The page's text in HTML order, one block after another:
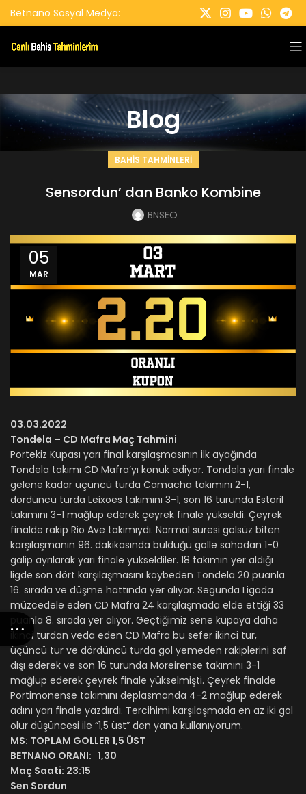
Betnano Sosyal Medya:
Blog
BAHIS TAHMINLERI
Sensordun’ dan Banko Kombine
BNSEO
05
MAR
03.03.2022
Tondela – CD Mafra Maç Tahmini
Portekiz Kupası yarı final karşılaşmasının ilk ayağında
Tondela takımı CD Mafra’yı konuk ediyor. Tondela yarı finale
gelene kadar üçüncü turda Camacha takımını 2-1,
dördüncü turda Leixoes takımını 3-1, son 16 turunda Estoril
takımını 3-1 mağlup ederek çeyrek finale yükseldi. Çeyrek
finalde rakip Rio Ave takımıydı. Normal süresi golsüz biten
karşılaşmanın 96. dakikasında bulduğu golle sahadan 1-0
galip ayrılarak yarı finale yükseldiler. 18 takımın yer aldığı
ligde son dört karşılaşmasını kaybeden Tondela 20 puanla
16. sırada ve düşme hattında yer alıyor. Segunda Ligada
müzcedele eden CD Mafra 24 karşılaşmada elde ettiği 33
puanla 8. sırada yer alıyor. Geçtiğimiz sene kupaya daha
ikinci turdan veda eden CD Mafra bu sefer ikinci tur,
üçüncü tur ve dördüncü turda gol yemeden rakiplerini saf
dışı ederek ve son 16 turunda Moreirense takımını 3-1
mağlup ederek çeyrek finale yükselmişti. Çeyrek finalde
Portimonense takımını deplasmanda 4-2 mağlup ederek
adını yarı finale yazdırdı. Tercihimi karşılaşmada en az iki gol
olur düşüncesi ile “1,5 üst” den yana kullanıyorum.
MS: TOPLAM GOLLER 1,5 ÜST
BETNANO ORANI: 1,30
Maç Saati: 23:15
Sen Sordun